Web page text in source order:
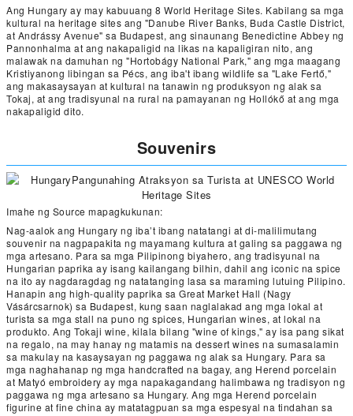
Ang Hungary ay may kabuuang 8 World Heritage Sites. Kabilang sa mga
kultural na heritage sites ang "Danube River Banks, Buda Castle District,
at Andrássy Avenue" sa Budapest, ang sinaunang Benedictine Abbey ng
Pannonhalma at ang nakapaligid na likas na kapaligiran nito, ang
malawak na damuhan ng "Hortobágy National Park," ang mga maagang
Kristiyanong libingan sa Pécs, ang iba't ibang wildlife sa "Lake Fertő,"
ang makasaysayan at kultural na tanawin ng produksyon ng alak sa
Tokaj, at ang tradisyunal na rural na pamayanan ng Hollókő at ang mga
nakapaligid dito.
Souvenirs
Imahe ng Source mapagkukunan:
Nag-aalok ang Hungary ng iba’t ibang natatangi at di-malilimutang
souvenir na nagpapakita ng mayamang kultura at galing sa paggawa ng
mga artesano. Para sa mga Pilipinong biyahero, ang tradisyunal na
Hungarian paprika ay isang kailangang bilhin, dahil ang iconic na spice
na ito ay nagdaragdag ng natatanging lasa sa maraming lutuing Pilipino.
Hanapin ang high-quality paprika sa Great Market Hall (Nagy
Vásárcsarnok) sa Budapest, kung saan naglalakad ang mga lokal at
turista sa mga stall na puno ng spices, Hungarian wines, at lokal na
produkto. Ang Tokaji wine, kilala bilang "wine of kings," ay isa pang sikat
na regalo, na may hanay ng matamis na dessert wines na sumasalamin
sa makulay na kasaysayan ng paggawa ng alak sa Hungary. Para sa
mga naghahanap ng mga handcrafted na bagay, ang Herend porcelain
at Matyó embroidery ay mga napakagandang halimbawa ng tradisyon ng
paggawa ng mga artesano sa Hungary. Ang mga Herend porcelain
figurine at fine china ay matatagpuan sa mga espesyal na tindahan sa